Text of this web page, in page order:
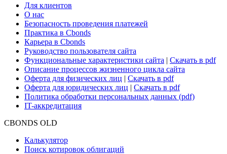
Для клиентов
О нас
Безопасность проведения платежей
Практика в Cbonds
Карьера в Cbonds
Руководство пользователя сайта
Функциональные характеристики сайта | Скачать в pdf
Описание процессов жизненного цикла сайта
Оферта для физических лиц | Скачать в pdf
Оферта для юридических лиц | Скачать в pdf
Политика обработки персональных данных (pdf)
IT-аккредитация
CBONDS OLD
Калькулятор
Поиск котировок облигаций